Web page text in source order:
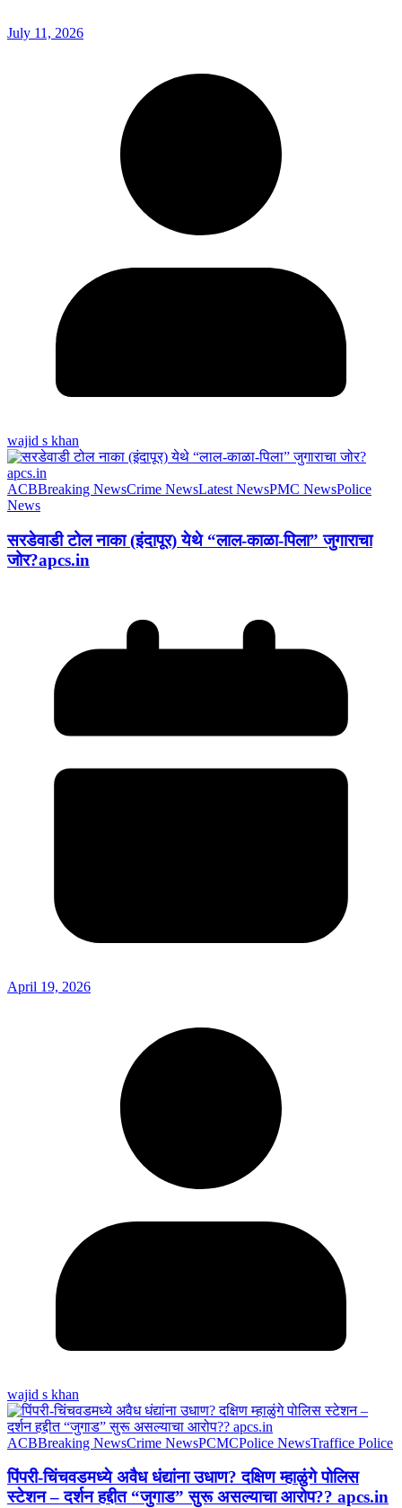
July 11, 2026
wajid s khan
ACBBreaking NewsCrime NewsLatest NewsPMC NewsPolice
News
सरडेवाडी टोल नाका (इंदापूर) येथे “लाल-काळा-पिला” जुगाराचा
जोर?apcs.in
April 19, 2026
wajid s khan
ACBBreaking NewsCrime NewsPCMCPolice NewsTraffice Police
पिंपरी-चिंचवडमध्ये अवैध धंद्यांना उधाण? दक्षिण म्हाळुंगे पोलिस
स्टेशन – दर्शन हद्दीत “जुगाड” सुरू असल्याचा आरोप?? apcs.in